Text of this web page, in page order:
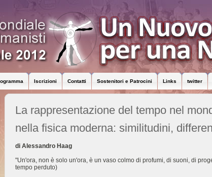
Iscrizioni Contatti Sostenitori e Patrocini Links twitter
La rappresentazione del tempo nel
nella fisica moderna: similitudini,
di Alessandro Haag
"Un'ora, non è solo un'ora, è un vaso colmo di profumi, di suoni, di
tempo perduto)